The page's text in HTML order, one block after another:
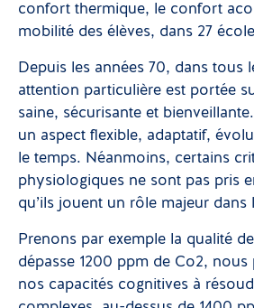
confort thermique, le confort
mobilité des élèves, dans 27
Depuis les années 70, dans tous
attention particulière est portée
saine, sécurisante et
un aspect flexible, adaptatif,
le temps. Néanmoins, certains
physiologiques ne sont pas pris
qu’ils jouent un rôle majeur dans
Prenons par exemple la qualité
dépasse 1200 ppm de Co2, nous
nos capacités cognitives à